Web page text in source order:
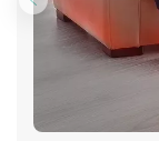
Предыдущий
слайд